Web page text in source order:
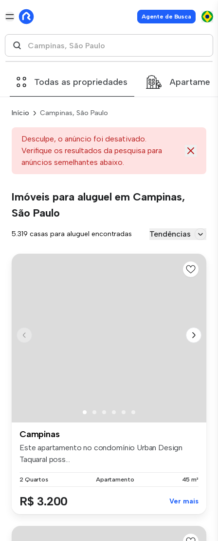
Agente de Busca
Todas as propriedades
Início Campinas, São Paulo
Desculpe, o anúncio foi desativado.
Verifique os resultados da pesquisa para
anúncios semelhantes abaixo.
Imóveis para aluguel em Campinas,
São Paulo
5.319 casas para aluguel encontradas Tendências
Campinas
Este apartamento no condomínio Urban Design
Taquaral poss...
2 Quartos Apartamento 45 m²
R$ 3.200 Ver mais